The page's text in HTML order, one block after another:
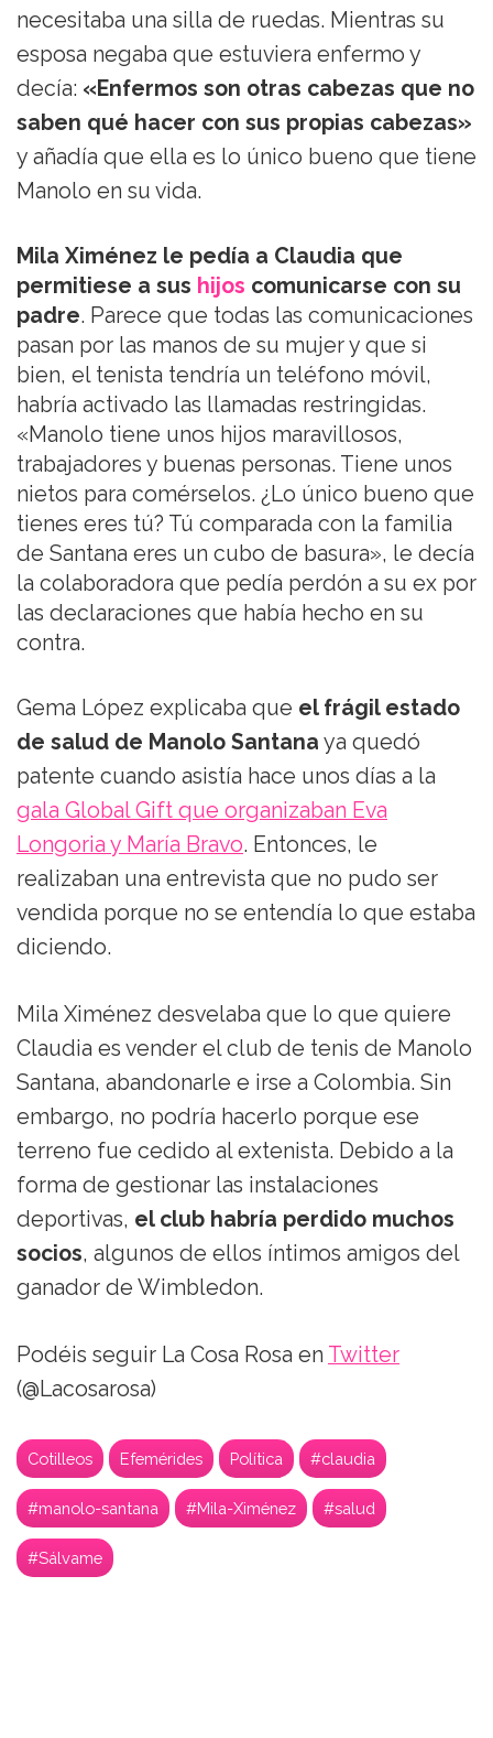
necesitaba una silla de ruedas. Mientras su
esposa negaba que estuviera enfermo y
decía: «Enfermos son otras cabezas que no
saben qué hacer con sus propias cabezas»
y añadía que ella es lo único bueno que tiene
Manolo en su vida.
Mila Ximénez le pedía a Claudia que
permitiese a sus hijos comunicarse con su
padre. Parece que todas las comunicaciones
pasan por las manos de su mujer y que si
bien, el tenista tendría un teléfono móvil,
habría activado las llamadas restringidas.
«Manolo tiene unos hijos maravillosos,
trabajadores y buenas personas. Tiene unos
nietos para comérselos. ¿Lo único bueno que
tienes eres tú? Tú comparada con la familia
de Santana eres un cubo de basura», le decía
la colaboradora que pedía perdón a su ex por
las declaraciones que había hecho en su
contra.
Gema López explicaba que el frágil estado
de salud de Manolo Santana ya quedó
patente cuando asistía hace unos días a la
gala Global Gift que organizaban Eva
Longoria y María Bravo. Entonces, le
realizaban una entrevista que no pudo ser
vendida porque no se entendía lo que estaba
diciendo.
Mila Ximénez desvelaba que lo que quiere
Claudia es vender el club de tenis de Manolo
Santana, abandonarle e irse a Colombia. Sin
embargo, no podría hacerlo porque ese
terreno fue cedido al extenista. Debido a la
forma de gestionar las instalaciones
deportivas, el club habría perdido muchos
socios, algunos de ellos íntimos amigos del
ganador de Wimbledon.
Podéis seguir La Cosa Rosa en Twitter
(@Lacosarosa)
Cotilleos Efemérides Política #claudia
#manolo-santana #Mila-Ximénez #salud
#Sálvame